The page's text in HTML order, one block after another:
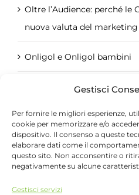
Gestisci
Per fornire le migliori esperienze,
cookie per memorizzare e/o
dispositivo. Il consenso a queste
elaborare dati come il
questo sito. Non acconsentire o
negativamente su alcune
Gestisci servizi
Oltre l’Audience: perché le
nuova valuta del marketing
Onligol e Onligol bambini
Il Brand Creator: quando
Le mamme non si stanno
digitale. Si stanno
crea valore